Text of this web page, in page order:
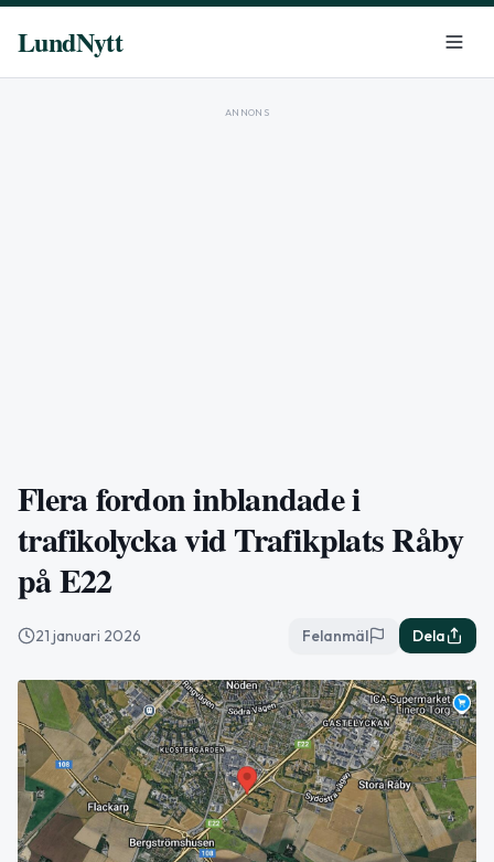
LundNytt
ANNONS
Flera fordon inblandade i
trafikolycka vid Trafikplats Råby
på E22
21 januari 2026 Felanmäl Dela